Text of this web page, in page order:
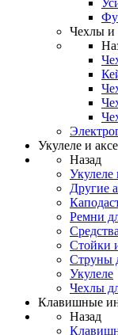
Чехлы и
Укулеле и
Назад
Укулеле
Другие
Ремни
Стойки
Струны
Укулеле
Чехлы
Клавишные
Назад